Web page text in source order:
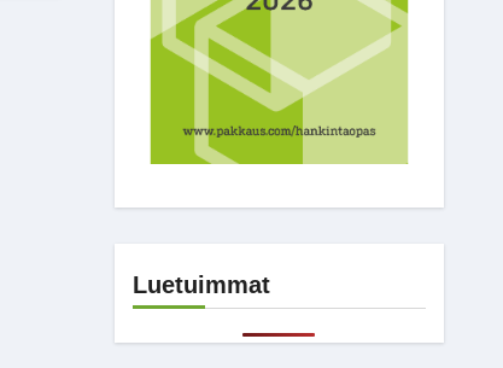
Luetuimmat